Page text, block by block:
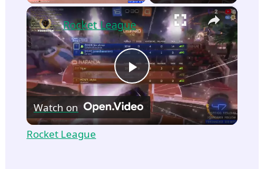
Play Unmute Fullscreen ×
P
l
Rocket League
Watch on
Rocket League